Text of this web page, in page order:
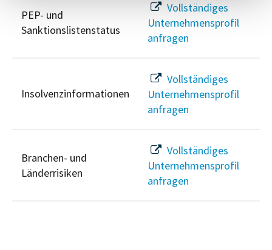
PEP- und
Sanktionslistenstatus
Vollständiges
Unternehmensprofil
anfragen
Insolvenzinformationen
Vollständiges
Unternehmensprofil
anfragen
Branchen- und
Länderrisiken
Vollständiges
Unternehmensprofil
anfragen